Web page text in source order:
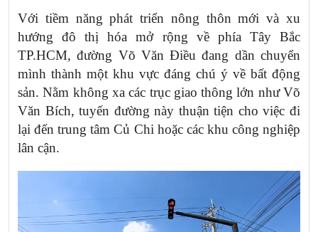
Với tiềm năng phát triển nông thôn mới và xu
hướng đô thị hóa mở rộng về phía Tây Bắc
TP.HCM, đường Võ Văn Điều đang dần chuyển
mình thành một khu vực đáng chú ý về bất động
sản. Nằm không xa các trục giao thông lớn như Võ
Văn Bích, tuyến đường này thuận tiện cho việc đi
lại đến trung tâm Củ Chi hoặc các khu công nghiệp
lân cận.